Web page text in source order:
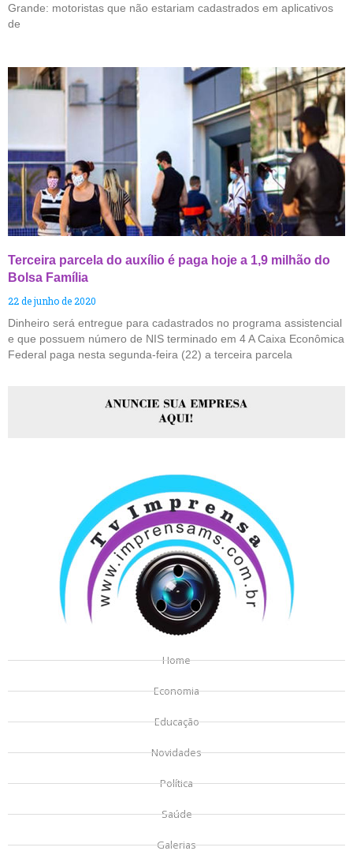
Grande: motoristas que não estariam cadastrados em aplicativos
de
Terceira parcela do auxílio é paga hoje a 1,9 milhão do
Bolsa Família
22 de junho de 2020
Dinheiro será entregue para cadastrados no programa assistencial
e que possuem número de NIS terminado em 4 A Caixa Econômica
Federal paga nesta segunda-feira (22) a terceira parcela
Home
Economia
Educação
Novidades
Política
Saúde
Galerias